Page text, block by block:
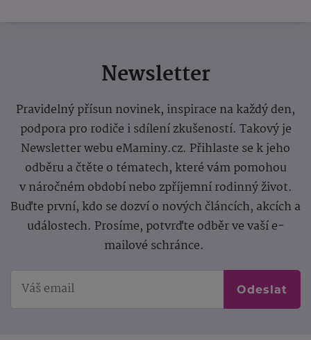
Newsletter
Pravidelný přísun novinek, inspirace na každý den,
podpora pro rodiče i sdílení zkušeností. Takový je
Newsletter webu eMaminy.cz. Přihlaste se k jeho
odběru a čtěte o tématech, které vám pomohou
v náročném období nebo zpříjemní rodinný život.
Buďte první, kdo se dozví o nových článcích, akcích a
událostech. Prosíme, potvrďte odběr ve vaší e-
mailové schránce.
Odeslat